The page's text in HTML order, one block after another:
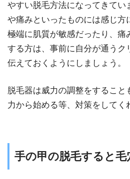
やすい脱毛方法になってきてい
や痛みといったものには感じ方
極端に肌質が敏感だったり、痛
する方は、事前に自分が通うク
伝えておくようにしましょう。
脱毛器は威力の調整をすること
力から始める等、対策をしてく
手の甲の脱毛すると毛